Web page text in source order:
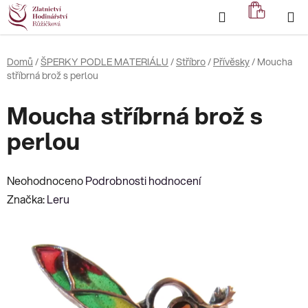
Přejít
na
obsah
Hledat
KOŠÍK
Domů /ŠPERKY PODLE MATERIÁLU /Stříbro/ Přívěsky/ Moucha
stříbrná brož s perlou
Moucha stříbrná brož s
perlou
Průměrné
hodnocení
NeohodnocenoPodrobnosti hodnocení
Značka:Leru